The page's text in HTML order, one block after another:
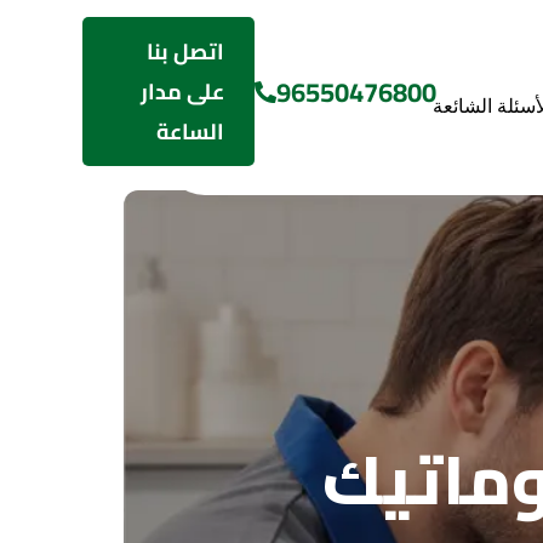
الشائعة96550476800
اتصل بنا
على مدار
الساعة